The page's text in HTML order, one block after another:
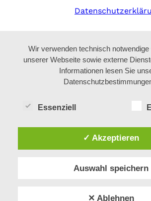
Wir verwenden technisch
unserer Webseite sowie externe
Informationen lesen Sie
Essenziell
✓ Akzeptieren
Auswahl speichern
✕ Ablehnen